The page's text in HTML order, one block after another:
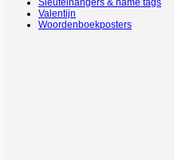
Sleutelhangers & name tags
Valentijn
Woordenboekposters